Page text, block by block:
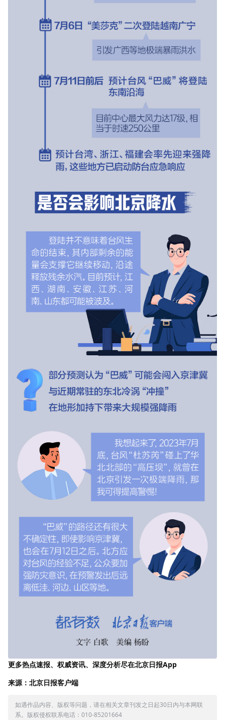
更多热点速报、权威资讯、深度分析尽在北京日报App
来源：北京日报客户端
如遇作品内容、版权等问题，请在相关文章刊发之日起30日内与本网联
系。版权侵权联系电话：010-85201664